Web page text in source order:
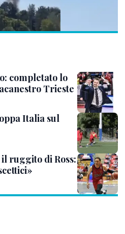
completato lo
Trieste
Italia sul
ruggito di Ross: